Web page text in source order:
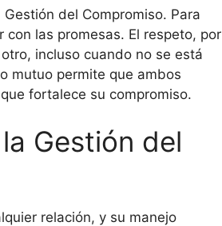
del Compromiso. Para
las promesas. El respeto, por
incluso cuando no se está
mutuo permite que ambos
fortalece su compromiso.
Gestión del
relación, y su manejo